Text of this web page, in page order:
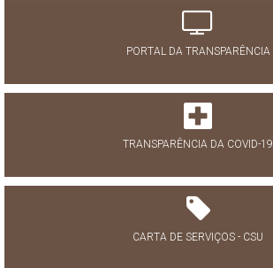
PORTAL DA TRANSPARÊNCIA
TRANSPARÊNCIA DA COVID-19
CARTA DE SERVIÇOS - CSU